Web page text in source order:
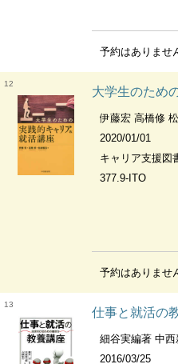
予約はありませ
12
大学生のため
伊藤宏 高橋修
2020/01/01
キャリア支援図
377.9-ITO
予約はありませ
13
仕事と就活の教
細谷実編著 中
2016/03/25